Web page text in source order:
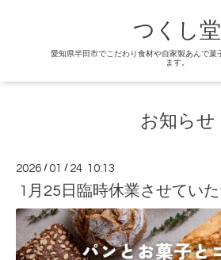
つくし堂
愛知県半田市でこだわり食材や自家製あんで菓
ます。
お知らせ
2026 /01 / 24 10:13
1月25日臨時休業させてい